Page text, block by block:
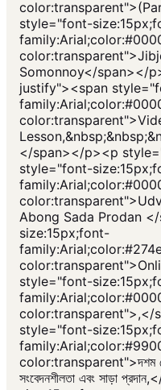
style="font-
Somonnoy</span></
justify"><span
</span></p><p
style="font-
Abong Sada Prodan
size:15px;font-
style="font-
style="font-
color:transparent">দশম
সংবেদনশীলতা এবং সাড়া